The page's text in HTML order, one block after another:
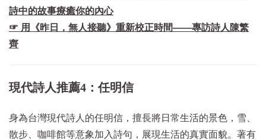
詩中的故事療癒你的內心
☞ 用《昨日，無人接聽》重新校正時間——專訪詩人陳繁
齊
現代詩人推薦4：任明信
身為台灣現代詩人的任明信，擅長將日常生活的景色，雪、
散步、咖啡館等意象加入詩句，展現生活的真實面貌。著有